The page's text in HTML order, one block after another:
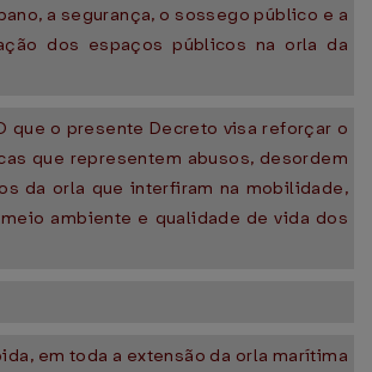
a segurança, o sossego público e a
dos espaços públicos na orla da
que o presente Decreto visa reforçar o
que representem abusos, desordem
da orla que interfiram na mobilidade,
ambiente e qualidade de vida dos
em toda a extensão da orla marítima